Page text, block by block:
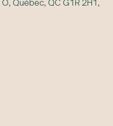
Québec, QC G1R 2H1,